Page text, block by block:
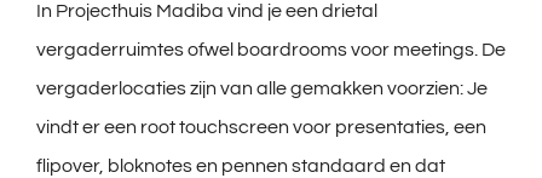
In Projecthuis Madiba vind je een drietal
vergaderruimtes ofwel boardrooms voor meetings. De
vergaderlocaties zijn van alle gemakken voorzien: Je
vindt er een root touchscreen voor presentaties, een
flipover, bloknotes en pennen standaard en dat